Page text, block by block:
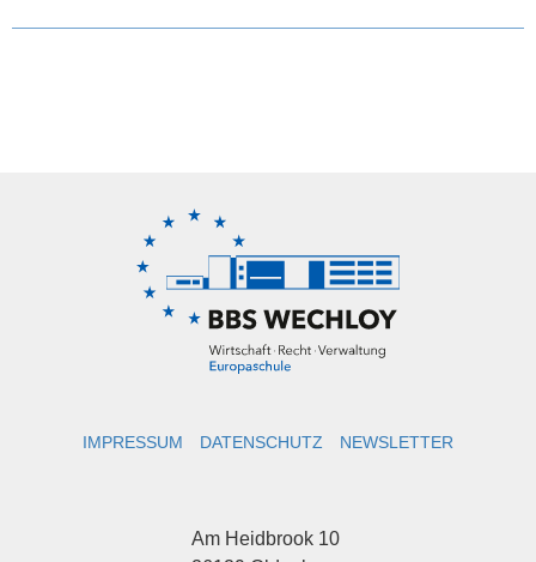
IMPRESSUM DATENSCHUTZ NEWSLETTER
Am Heidbrook 10